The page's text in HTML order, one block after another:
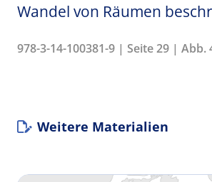
Wandel von Räumen
978-3-14-100381-9 | Seite 29 | Abb.
Weitere Materialien